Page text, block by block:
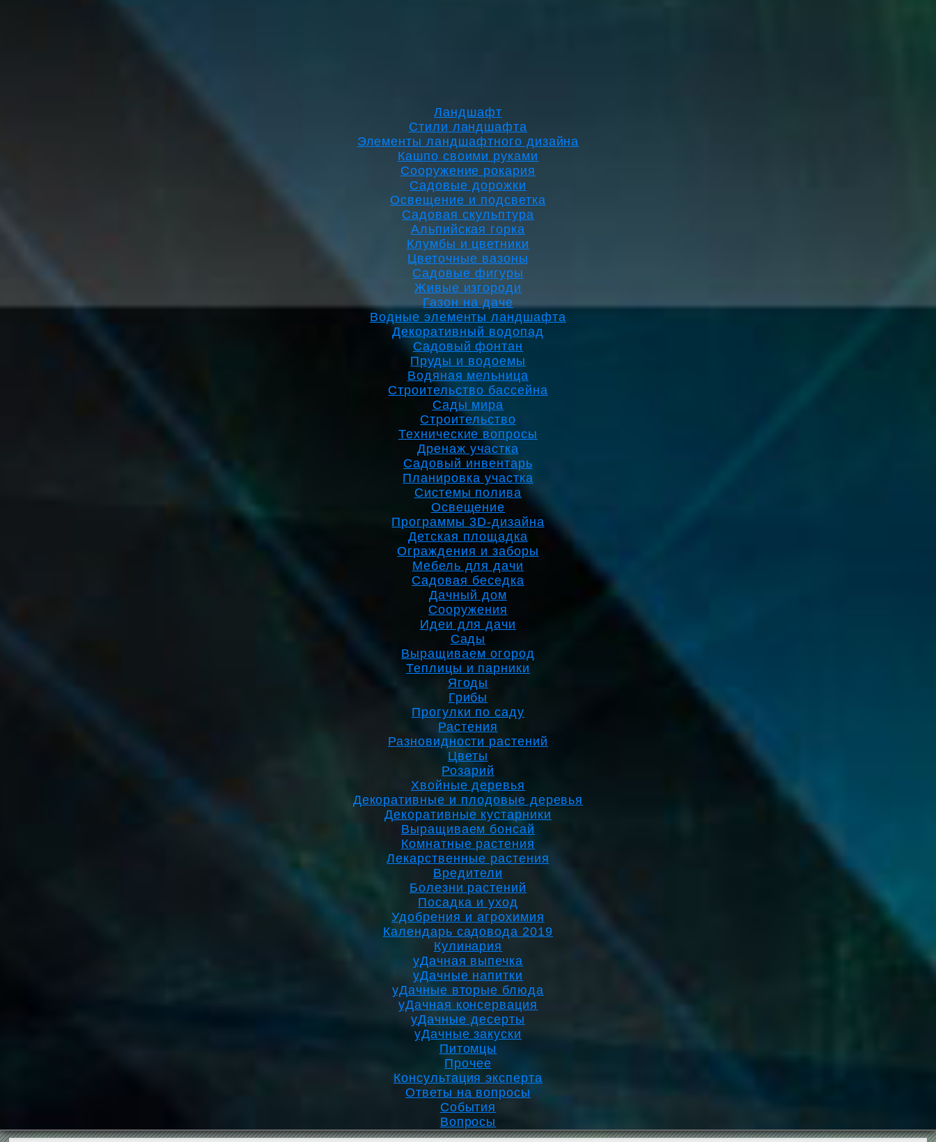
Ландшафт
Стили ландшафта
Элементы ландшафтного дизайна
Кашпо своими руками
Сооружение рокария
Садовые дорожки
Освещение и подсветка
Садовая скульптура
Альпийская горка
Клумбы и цветники
Цветочные вазоны
Садовые фигуры
Живые изгороди
Газон на даче
Водные элементы ландшафта
Декоративный водопад
Садовый фонтан
Пруды и водоемы
Водяная мельница
Строительство бассейна
Сады мира
Строительство
Технические вопросы
Дренаж участка
Садовый инвентарь
Планировка участка
Системы полива
Освещение
Программы 3D-дизайна
Детская площадка
Ограждения и заборы
Мебель для дачи
Садовая беседка
Дачный дом
Сооружения
Идеи для дачи
Сады
Выращиваем огород
Теплицы и парники
Ягоды
Грибы
Прогулки по саду
Растения
Разновидности растений
Цветы
Розарий
Хвойные деревья
Декоративные и плодовые деревья
Декоративные кустарники
Выращиваем бонсай
Комнатные растения
Лекарственные растения
Вредители
Болезни растений
Посадка и уход
Удобрения и агрохимия
Календарь садовода 2019
Кулинария
уДачная выпечка
уДачные напитки
уДачные вторые блюда
уДачная консервация
уДачные десерты
уДачные закуски
Питомцы
Прочее
Консультация эксперта
Ответы на вопросы
События
Вопросы